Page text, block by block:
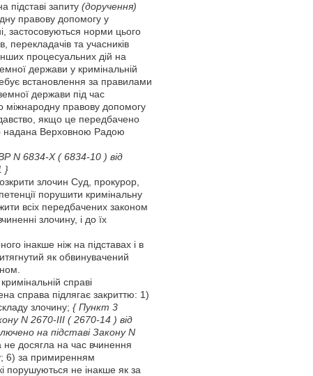
підставі запиту (доручення)
правову допомогу у
застосовуються норми цього
перекладачів та учасників
процесуальних дій на
держави у кримінальній
встановлення за правилами
держави під час
міжнародну правову допомогу
якщо це передбачено
надана Верховною Радою
N 6834-X( 6834-10 ) від
}
злочин Суд, прокурор,
порушити кримінальну
всіх передбачених законом
злочину, і до їх
інакше ніж на підставах і в
як обвинувачений
справі
справа підлягає закриттю: 1)
злочину; { Пункт 3
N 2670-III ( 2670-14 ) від
на підставі Закону N
досягла на час вчинення
6) за примиренням
порушуються не інакше як за